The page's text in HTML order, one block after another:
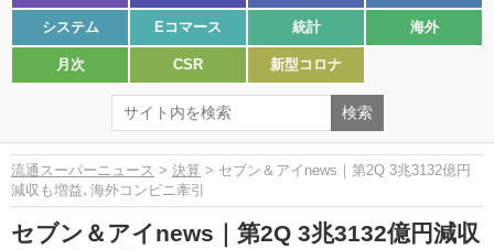
システム Eコマース 統計 海外
月次 CSR 新型コロナ
流通スーパーニュース > 決算 > セブン＆アイnews｜第2Q 3兆3132億円
減収も増益､海外コンビニ牽引
セブン＆アイnews｜第2Q 3兆3132億円減収